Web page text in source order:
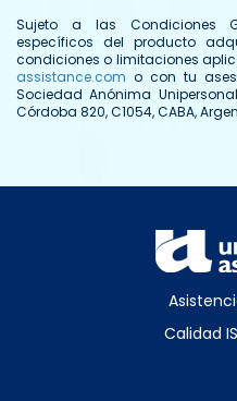
Sujeto a las Condiciones
específicos del producto
condiciones o limitaciones
assistance.com o con tu
Sociedad Anónima
Córdoba 820, C1054, CABA,
Calidad